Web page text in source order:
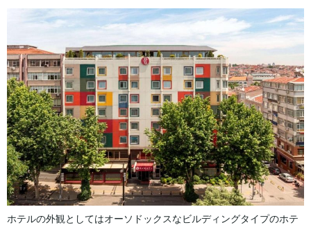
ホテルの外観としてはオーソドックスなビルディングタイプのホテ